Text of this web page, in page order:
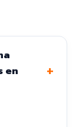
en
+